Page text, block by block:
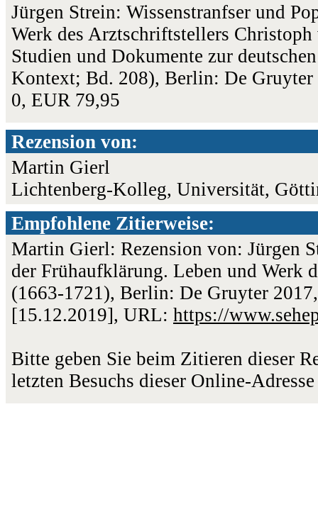
Jürgen Strein: Wissenstranfser und
Werk des Arztschriftstellers
Studien und Dokumente zur
Kontext; Bd. 208), Berlin: De
0, EUR 79,95
Rezension von:
Martin Gierl
Lichtenberg-Kolleg, Universität,
Empfohlene Zitierweise:
Martin Gierl: Rezension von: Jürgen
der Frühaufklärung. Leben und
(1663-1721), Berlin: De Gruyter
[15.12.2019], URL: https://
Bitte geben Sie beim Zitieren dieser
letzten Besuchs dieser Online-Adresse